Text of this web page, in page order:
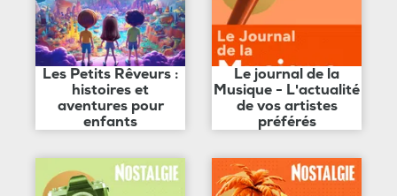
Les Petits Rêveurs :
histoires et
aventures pour
enfants
Le journal de la
Musique - L'actualité
de vos artistes
préférés